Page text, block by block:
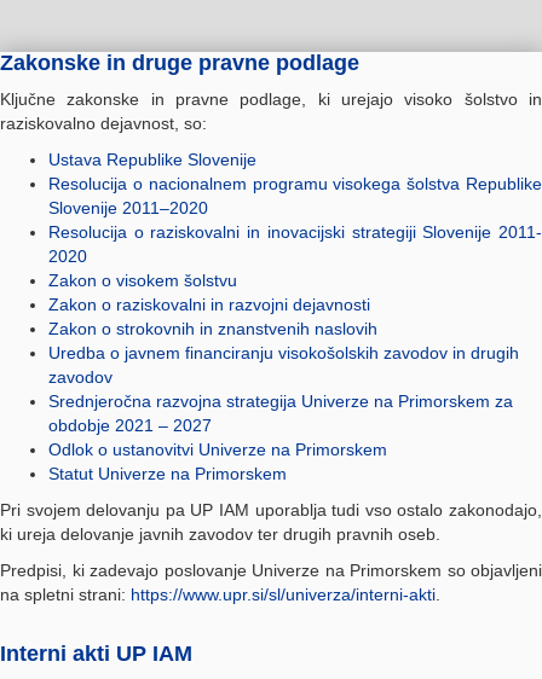
Zakonske in druge pravne podlage
Ključne zakonske in pravne podlage, ki urejajo visoko šolstvo in
raziskovalno dejavnost, so:
Ustava Republike Slovenije
Resolucija o nacionalnem programu visokega šolstva Republike
Slovenije 2011–2020
Resolucija o raziskovalni in inovacijski strategiji Slovenije 2011-
2020
Zakon o visokem šolstvu
Zakon o raziskovalni in razvojni dejavnosti
Zakon o strokovnih in znanstvenih naslovih
Uredba o javnem financiranju visokošolskih zavodov in drugih
zavodov
Srednjeročna razvojna strategija Univerze na Primorskem za
obdobje 2021 – 2027
Odlok o ustanovitvi Univerze na Primorskem
Statut Univerze na Primorskem
Pri svojem delovanju pa UP IAM uporablja tudi vso ostalo zakonodajo,
ki ureja delovanje javnih zavodov ter drugih pravnih oseb.
Predpisi, ki zadevajo poslovanje Univerze na Primorskem so objavljeni
na spletni strani: https://www.upr.si/sl/univerza/interni-akti
Interni akti UP IAM